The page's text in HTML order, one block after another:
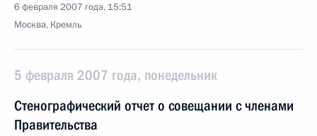
6 февраля 2007 года, 15:51
Москва, Кремль
5 февраля 2007 года, понедельник
Стенографический отчет о совещании с членами
Правительства